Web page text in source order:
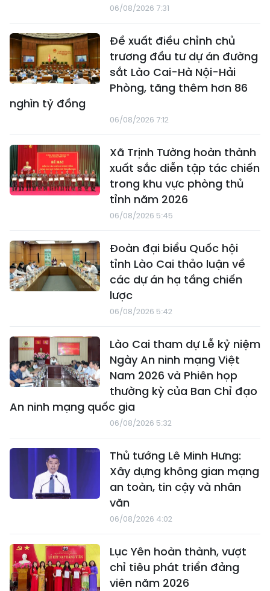
06/08/2026 7:31
Đề xuất điều chỉnh chủ
trương đầu tư dự án đường
sắt Lào Cai-Hà Nội-Hải
Phòng, tăng thêm hơn 86
nghìn tỷ đồng
06/08/2026 7:12
Xã Trịnh Tường hoàn thành
xuất sắc diễn tập tác chiến
trong khu vực phòng thủ
tỉnh năm 2026
06/08/2026 5:45
Đoàn đại biểu Quốc hội
tỉnh Lào Cai thảo luận về
các dự án hạ tầng chiến
lược
06/08/2026 5:42
Lào Cai tham dự Lễ kỷ niệm
Ngày An ninh mạng Việt
Nam 2026 và Phiên họp
thường kỳ của Ban Chỉ đạo
An ninh mạng quốc gia
06/08/2026 5:32
Thủ tướng Lê Minh Hưng:
Xây dựng không gian mạng
an toàn, tin cậy và nhân
văn
06/08/2026 4:02
Lục Yên hoàn thành, vượt
chỉ tiêu phát triển đảng
viên năm 2026